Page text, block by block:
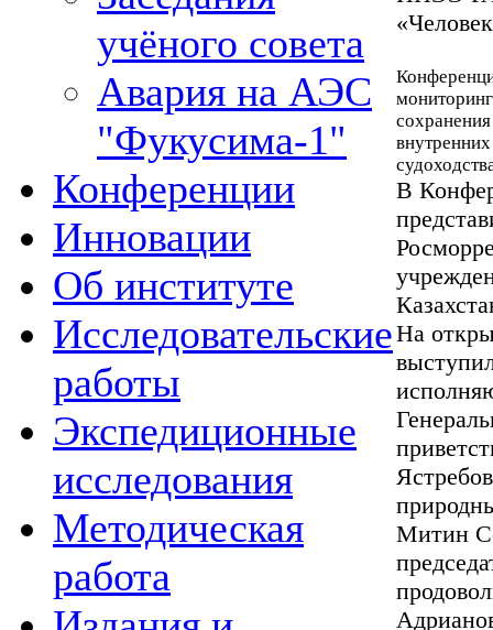
учёного совета
Авария на АЭС
"Фукусима-1"
Конференции
Инновации
Об институте
Исследовательские
работы
Экспедиционные
исследования
Методическая
работа
В
На
Митин